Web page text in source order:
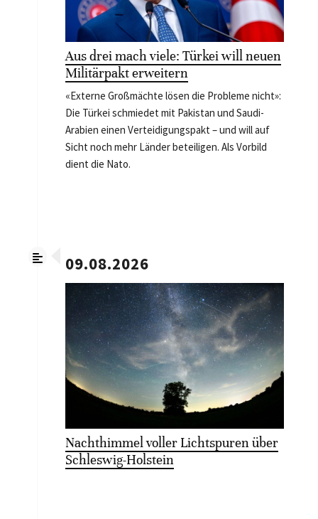
Aus drei mach viele: Türkei will neuen
Militärpakt erweitern
«Externe Großmächte lösen die Probleme nicht»:
Die Türkei schmiedet mit Pakistan und Saudi-
Arabien einen Verteidigungspakt – und will auf
Sicht noch mehr Länder beteiligen. Als Vorbild
dient die Nato.
09.08.2026
Nachthimmel voller Lichtspuren über
Schleswig-Holstein